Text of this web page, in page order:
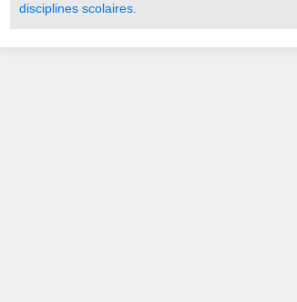
disciplines scolaires.